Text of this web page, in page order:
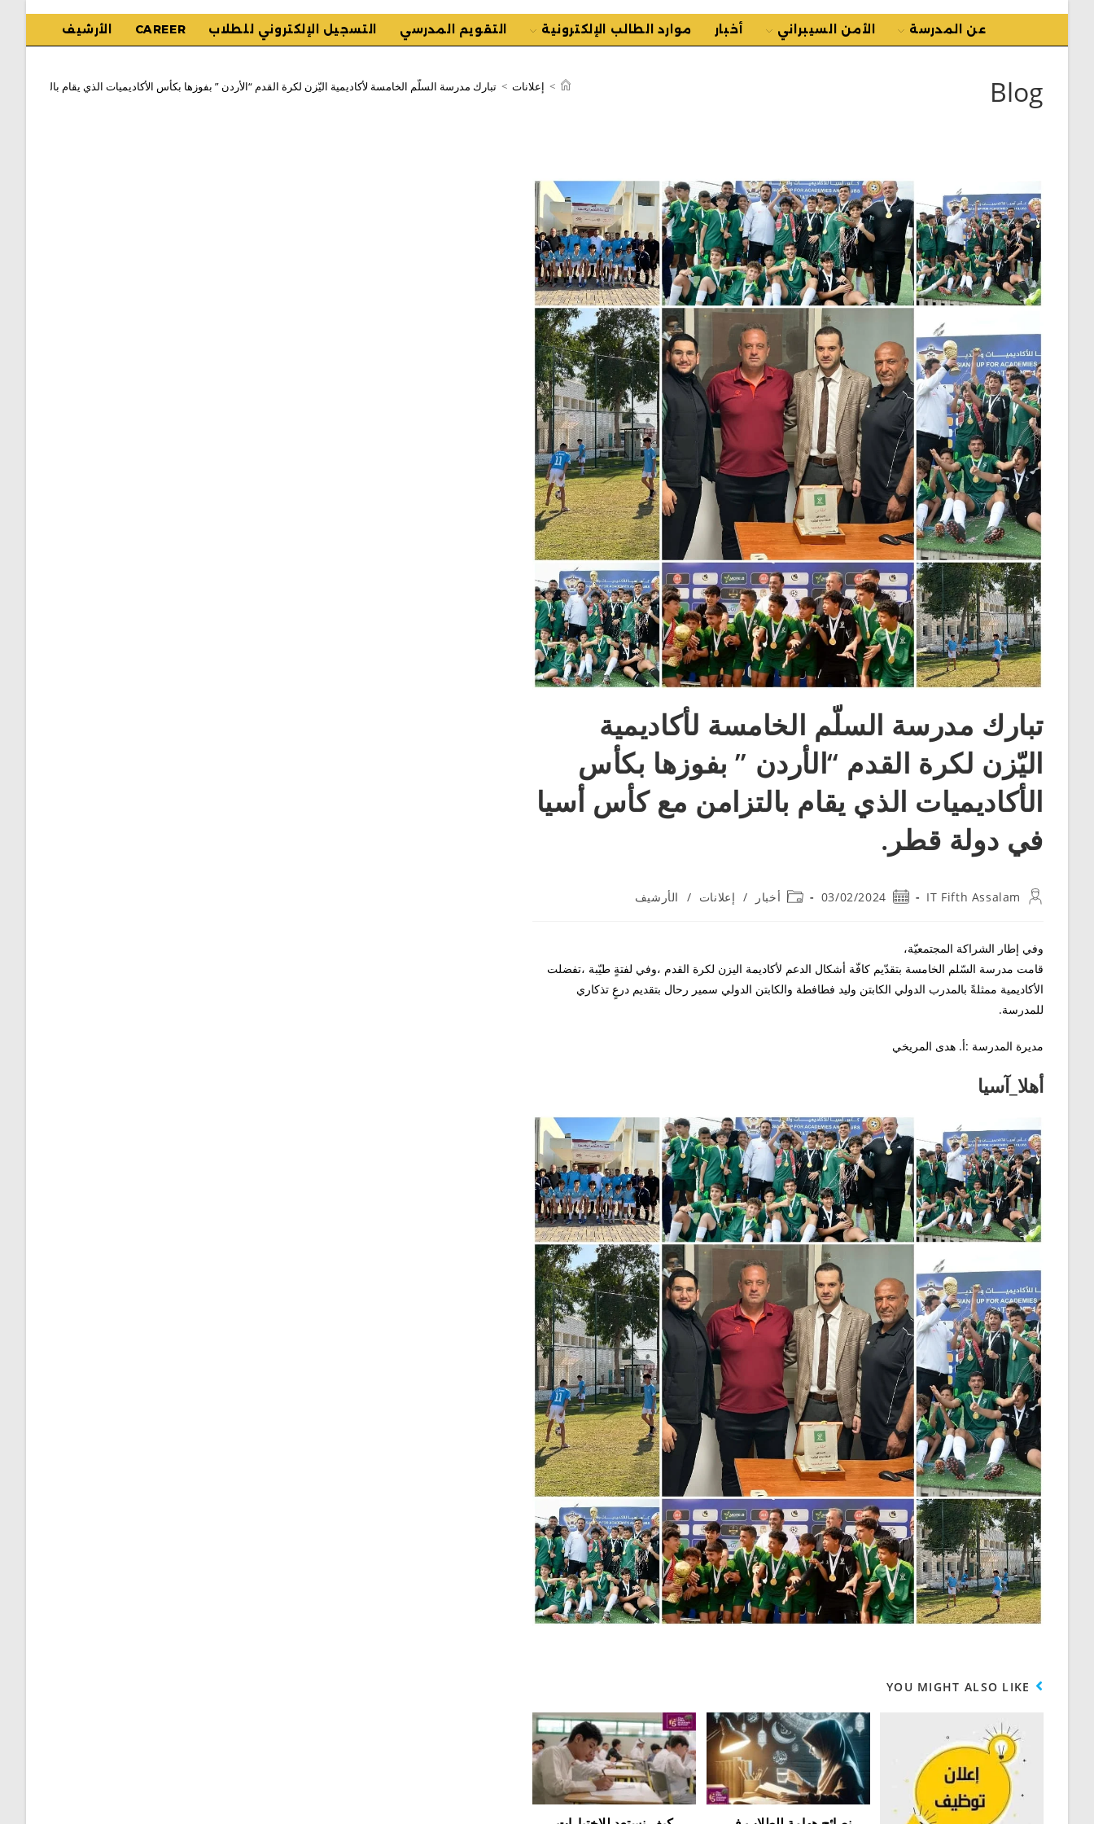
عن المدرسة الأمن السيبراني أخبار موارد الطالب الإلكترونية التقويم المدرسي التسجيل الإلكتروني للطلاب CAREER الأرشيف
Blog
> إعلانات > تبارك مدرسة السلّم الخامسة لأكاديمية اليّزن لكرة القدم “الأردن ” بفوزها بكأس الأكاديميات الذي يقام بالتزامن
تبارك مدرسة السلّم الخامسة لأكاديمية
اليّزن لكرة القدم “الأردن ” بفوزها بكأس
الأكاديميات الذي يقام بالتزامن مع كأس أسيا
في دولة قطر.
IT Fifth Assalam
03/02/2024 أخبار / إعلانات / الأرشيف
وفي إطار الشراكة المجتمعيّة،
قامت مدرسة السّلم الخامسة بتقدّيم كافّة أشكال الدعم لأكاديمة اليزن لكرة القدم ،وفي لفتةٍ طيّبة ،تفضلت
الأكاديمية ممثلةً بالمدرب الدولي الكابتن وليد فطافطة والكابتن الدولي سمير رحال بتقديم درعٍ تذكاري
للمدرسة.
مديرة المدرسة :أ. هدى المريخي
أهلا_آسيا
YOU MIGHT ALSO LIKE